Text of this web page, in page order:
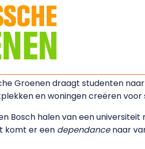
Groenen draagt studenten
en woningen creëren
Bosch halen van een
komt er een dependancenaar